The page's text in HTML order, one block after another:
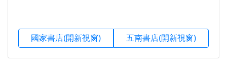
國家書店(開新視窗) 五南書店(開新視窗)